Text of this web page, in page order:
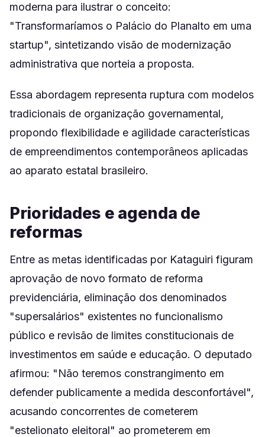
moderna para ilustrar o conceito:
"Transformaríamos o Palácio do Planalto em uma
startup", sintetizando visão de modernização
administrativa que norteia a proposta.
Essa abordagem representa ruptura com modelos
tradicionais de organização governamental,
propondo flexibilidade e agilidade características
de empreendimentos contemporâneos aplicadas
ao aparato estatal brasileiro.
Prioridades e agenda de
reformas
Entre as metas identificadas por Kataguiri figuram
aprovação de novo formato de reforma
previdenciária, eliminação dos denominados
"supersalários" existentes no funcionalismo
público e revisão de limites constitucionais de
investimentos em saúde e educação. O deputado
afirmou: "Não teremos constrangimento em
defender publicamente a medida desconfortável",
acusando concorrentes de cometerem
"estelionato eleitoral" ao prometerem em